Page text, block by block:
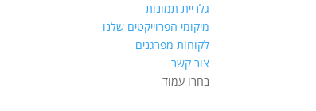
גלריית תמונות
מיקומי הפרוייקטים שלנו
לקוחות מפרגנים
צור קשר
בחרו עמוד